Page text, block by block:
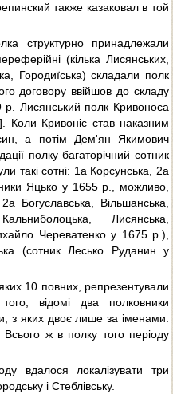
также казаковал в той
структурно принадлежали
(кілька Лисянських,
Городиїська) складали полк
договору ввійшов до складу
р. Лисянський полк Кривоноса
Коли Кривоніс став наказним
а потім Дем'ян Якимович
полку багаторічний сотник
такі сотні: 1а Корсунська, 2а
Яцько у 1655 р., можливо,
Богуславська, Вільшанська,
Лисянська,
Череватенко у 1675 р.),
(сотник Лесько Руданин у
10 повних, репрезентували
відомі два полковники
з яких двоє лише за іменами.
ж в полку того періоду
вдалося локалізувати три
і Стеблівську.